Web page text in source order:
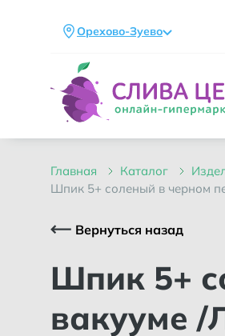
Орехово-Зуево
главная каталог
шпик 5+ соленый в черном
Вернуться назад
Шпик 5+ соленый в черном перце Белорусская традиция в
вакууме